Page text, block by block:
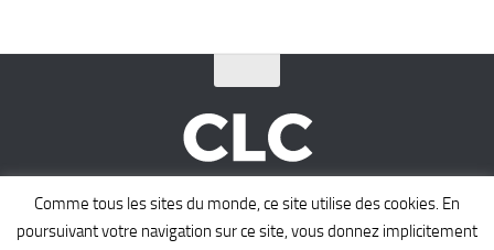
COMBATTRE LA CRISE © 2026. Tous droits réservés.
Comme tous les sites du monde, ce site utilise des cookies. En
poursuivant votre navigation sur ce site, vous donnez implicitement